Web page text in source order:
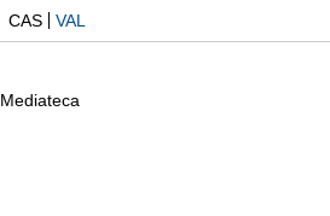
CAS VAL
Mediateca